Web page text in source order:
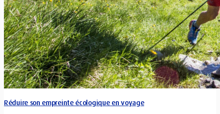
Réduire son empreinte écologique en voyage